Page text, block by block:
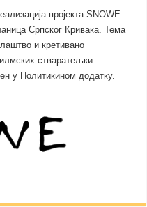
пројекта SNOWE
Српског Кривака. Тема
и кретивано
стваратељки.
у Политикином додатку.